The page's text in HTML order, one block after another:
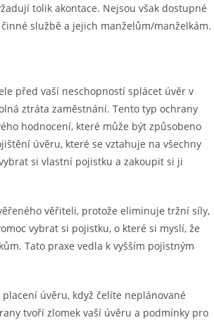
tolik akontace. Nejsou však dostupné
službě a jejich manželům/manželkám.
před vaší neschopností splácet úvěr v
ztráta zaměstnání. Tento typ ochrany
hodnocení, které může být způsobeno
úvěru, které se vztahuje na všechny
si vlastní pojistku a zakoupit si ji
věřiteli, protože eliminuje tržní síly,
vybrat si pojistku, o které si myslí, že
Tato praxe vedla k vyšším pojistným
úvěru, když čelíte neplánované
tvoří zlomek vaší úvěru a podmínky pro